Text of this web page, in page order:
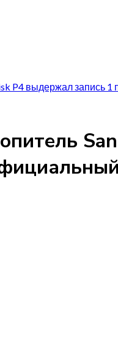
P4 выдержал запись